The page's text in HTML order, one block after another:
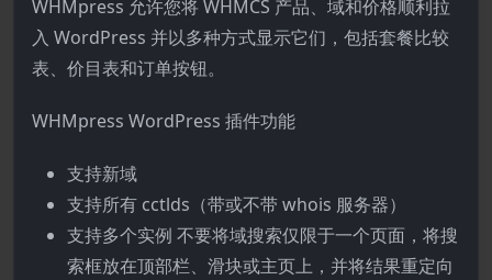
WHMpress 允许您将 WHMCS 产品、域和价格顺利拉
入 WordPress 并以多种方式显示它们，包括套餐比较
表、价目表和订单按钮。
WHMpress WordPress 插件功能
支持新域
支持所有 cctlds（带或不带 whois 服务器）
支持多个实例 不要将域搜索仅限于一个页面，将搜
索框放在顶部栏、滑块或主页上，并将结果重定向